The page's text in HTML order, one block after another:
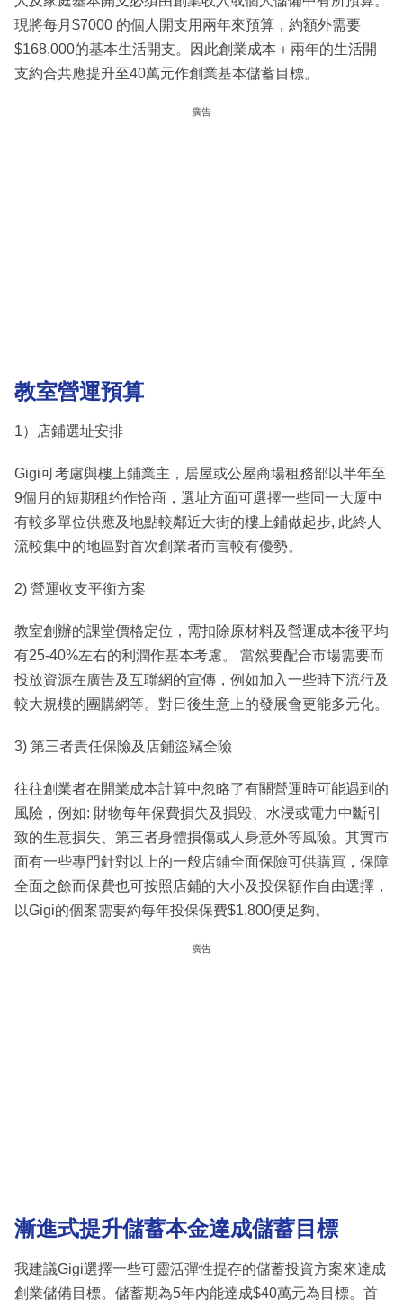
現將每月$7000 的個人開支用兩年來預算，約額外需要
$168,000的基本生活開支。因此創業成本＋兩年的生活開
支約合共應提升至40萬元作創業基本儲蓄目標。
廣告
教室營運預算
1）店鋪選址安排
Gigi可考慮與樓上鋪業主，居屋或公屋商場租務部以半年至
9個月的短期租约作恰商，選址方面可選擇一些同一大厦中
有較多單位供應及地點較鄰近大街的樓上鋪做起步, 此終人
流較集中的地區對首次創業者而言較有優勢。
2) 營運收支平衡方案
教室創辦的課堂價格定位，需扣除原材料及營運成本後平均
有25-40%左右的利潤作基本考慮。 當然要配合市場需要而
投放資源在廣告及互聯網的宣傳，例如加入一些時下流行及
較大規模的團購網等。對日後生意上的發展會更能多元化。
3) 第三者責任保險及店鋪盜竊全險
往往創業者在開業成本計算中忽略了有關營運時可能遇到的
風險，例如: 財物每年保費損失及損毁、水浸或電力中斷引
致的生意損失、第三者身體損傷或人身意外等風險。其實市
面有一些專門針對以上的一般店鋪全面保險可供購買，保障
全面之餘而保費也可按照店鋪的大小及投保額作自由選擇，
以Gigi的個案需要約每年投保保費$1,800便足夠。
廣告
漸進式提升儲蓄本金達成儲蓄目標
我建議Gigi選擇一些可靈活彈性提存的儲蓄投資方案來達成
創業儲備目標。儲蓄期為5年內能達成$40萬元為目標。首